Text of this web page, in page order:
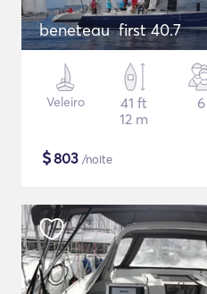
beneteau first 40.7
Veleiro
41 ft
12 m
6
$803 /noite